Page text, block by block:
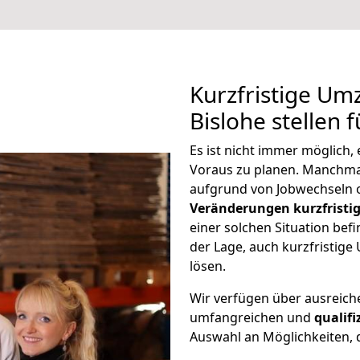
Kurzfristige
Bislohe stellen
Es ist nicht immer
Voraus zu planen.
aufgrund von
Veränderungen
einer solchen Situation
der Lage, auch kurzfristige
lösen.
Wir verfügen über
umfangreichen und
Auswahl an Möglichkeiten,